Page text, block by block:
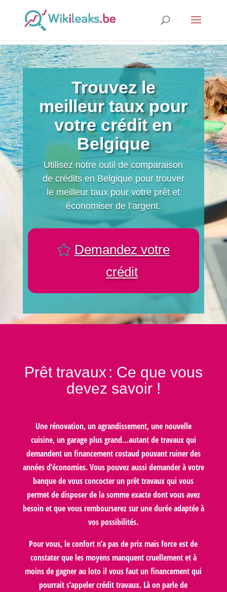
Trouvez le
meilleur taux pour
votre crédit en
Belgique
Utilisez notre outil de comparaison
de crédits en Belgique pour trouver
le meilleur taux pour votre prêt et
économiser de l’argent.
Demandez votre
crédit
Prêt travaux : Ce que vous
devez savoir !
Une rénovation, un agrandissement, une nouvelle
cuisine, un garage plus grand…autant de travaux qui
demandent un financement costaud pouvant ruiner des
années d’économies. Vous pouvez aussi demander à votre
banque devous concocter un prêt travauxqui vous
permet de disposer de la somme exacte dont vous avez
besoin et que vous rembourserez sur une durée adaptée à
vos possibilités.
Pour vous, le confort n’a pas de prix mais force est de
constater que les moyens manquent cruellement et à
moins de gagner au loto il vous faut un financement qui
pourrait s’appeler crédit travaux. Là on parle de